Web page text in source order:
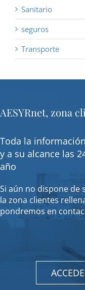
Sanitario
seguros
Transporte
AESYRnet, zona
Toda la
y a su alcance las
año
Si aún no dispone de
la zona clientes
pondremos en